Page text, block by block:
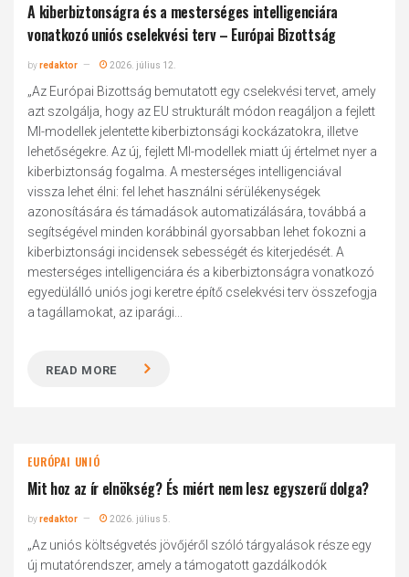
A kiberbiztonságra és a mesterséges intelligenciára
vonatkozó uniós cselekvési terv – Európai Bizottság
byredaktor 2026. július 12.
„Az Európai Bizottság bemutatott egy cselekvési tervet, amely
azt szolgálja, hogy az EU strukturált módon reagáljon a fejlett
MI-modellek jelentette kiberbiztonsági kockázatokra, illetve
lehetőségekre. Az új, fejlett MI-modellek miatt új értelmet nyer a
kiberbiztonság fogalma. A mesterséges intelligenciával
vissza lehet élni: fel lehet használni sérülékenységek
azonosítására és támadások automatizálására, továbbá a
segítségével minden korábbinál gyorsabban lehet fokozni a
kiberbiztonsági incidensek sebességét és kiterjedését. A
mesterséges intelligenciára és a kiberbiztonságra vonatkozó
egyedülálló uniós jogi keretre építő cselekvési terv összefogja
a tagállamokat, az iparági...
READ MORE
EURÓPAI UNIÓ
Mit hoz az ír elnökség? És miért nem lesz egyszerű dolga?
byredaktor 2026. július 5.
„Az uniós költségvetés jövőjéről szóló tárgyalások része egy
új mutatórendszer, amely a támogatott gazdálkodók